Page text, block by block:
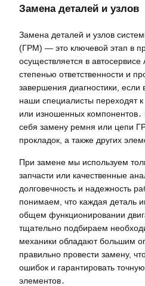
Замена деталей и узлов
Замена деталей и узлов
(ГРМ) — это ключевой этап в
осуществляется в автосервисе
степенью ответственности и
завершения диагностики,
наши специалисты переходят
или изношенных компонентов․
себя замену ремня или цепи
прокладок, а также других
При замене мы используем
запчасти или качественные
долговечность и надежность
понимаем, что каждая деталь
общем функционировании
тщательно подбираем
механики обладают большим
правильно провести замену,
ошибок и гарантировать
элементов․